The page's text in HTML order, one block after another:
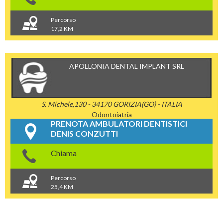
Percorso
17,2 KM
APOLLONIA DENTAL IMPLANT SRL
S. Michele,130 - 34170 GORIZIA(GO) - ITALIA
Odontoiatria
PRENOTA AMBULATORI DENTISTICI
DENIS CONZUTTI
Chiama
Percorso
25,4 KM